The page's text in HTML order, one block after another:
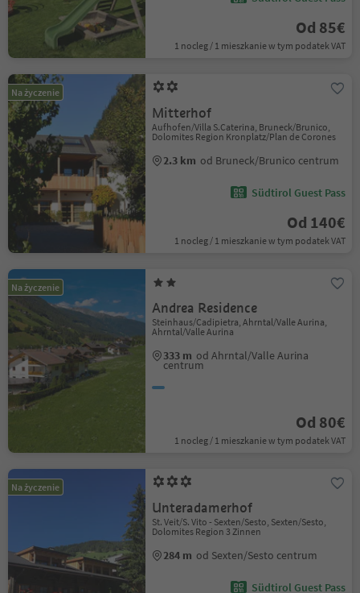
Od 85€
1 nocleg / 1 mieszkanie w tym podatek VAT
Na życzenie
Mitterhof
Aufhofen/Villa S.Caterina, Bruneck/Brunico,
Dolomites Region Kronplatz/Plan de Corones
2.3 km od Bruneck/Brunico centrum
Südtirol Guest Pass
Od 140€
1 nocleg / 1 mieszkanie w tym podatek VAT
Na życzenie
Andrea Residence
Steinhaus/Cadipietra, Ahrntal/Valle Aurina,
Ahrntal/Valle Aurina
333 m od Ahrntal/Valle Aurina
centrum
Od 80€
1 nocleg / 1 mieszkanie w tym podatek VAT
Na życzenie
Unteradamerhof
St. Veit/S. Vito - Sexten/Sesto, Sexten/Sesto,
Dolomites Region 3 Zinnen
284 m od Sexten/Sesto centrum
Südtirol Guest Pass